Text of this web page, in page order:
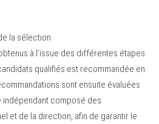
la sélection
à l’issue des différentes étapes
qualifiés est recommandée en
sont ensuite évaluées
composé des
et de la direction, afin de garantir le